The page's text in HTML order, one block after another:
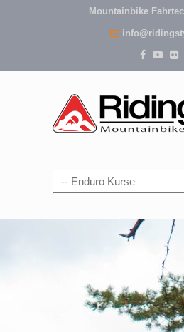
Mountainbike
Navigation